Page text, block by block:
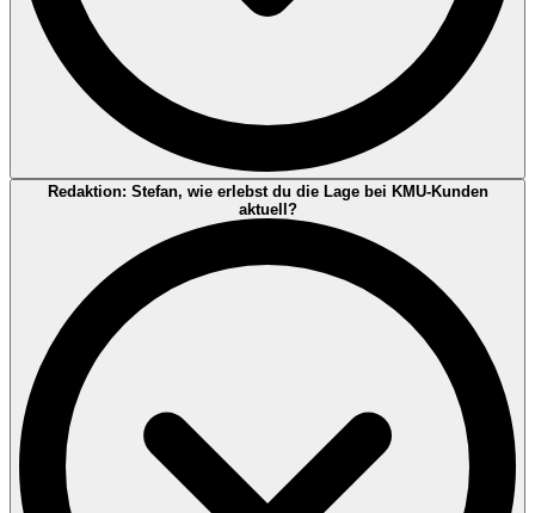
Annette Dési:Weil CSRD/ESRS nicht nur „Pflichten“ sind,
sondern ein Erwartungsrahmen, der den Markt prägt. Auch wenn
ein KMU nicht direkt CSRD-pflichtig ist, wird es sehr häufig
datenliefernd: Kunden fragen Emissionen, Energie, Materialien,
Risiken, Compliance und Lieferketteninformationen ab – heute über
Fragebögen, morgen zunehmend standardisiert. Genau diesen
„Trickle-Down“-Mechanismus sehen wir quer durch Branchen.
Und: Die Komplexität verschwindet nicht, nur weil Fristen
angepasst werden. Die zentrale Frage bleibt: Wie wird das
Geschäftsmodell langfristig tragfähig – ökologisch, sozial und
wirtschaftlich? Unternehmen, die sich ernsthaft mit Transformation
beschäftigen, kommen nicht darum herum, sich (im jeweils
passenden Umfang) mit CSRD-Logiken, wesentlichen Themen und
soliden Nachweisen auseinanderzusetzen.
Redaktion: Stefan, wie erlebst du die Lage bei KMU-Kunden
aktuell?